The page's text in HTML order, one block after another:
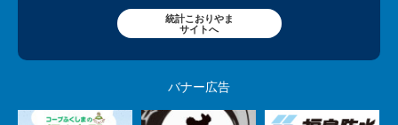
統計こおりやま
サイトへ
バナー広告